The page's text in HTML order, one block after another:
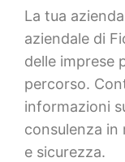
La tua
aziendale di
delle imprese
percorso.
informazioni
consulenza in
e sicurezza.